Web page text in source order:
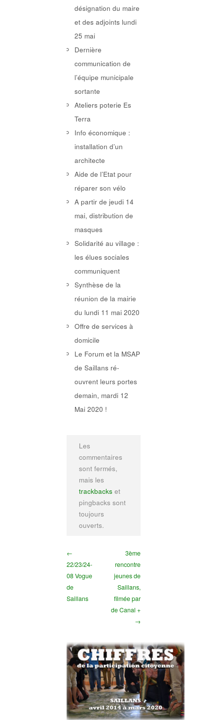
désignation du maire
et des adjoints lundi
25 mai
Dernière
communication de
l’équipe municipale
sortante
Ateliers poterie Es
Terra
Info économique :
installation d’un
architecte
Aide de l’Etat pour
réparer son vélo
A partir de jeudi 14
mai, distribution de
masques
Solidarité au village :
les élues sociales
communiquent
Synthèse de la
réunion de la mairie
du lundi 11 mai 2020
Offre de services à
domicile
Le Forum et la MSAP
de Saillans ré-
ouvrent leurs portes
demain, mardi 12
Mai 2020 !
Les
commentaires
sont fermés,
mais les
trackbacks et
pingbacks sont
toujours
ouverts.
←
22/23/24-
08 Vogue
de
Saillans
3ème
rencontre
jeunes de
Saillans,
filmée par
de Canal +
→